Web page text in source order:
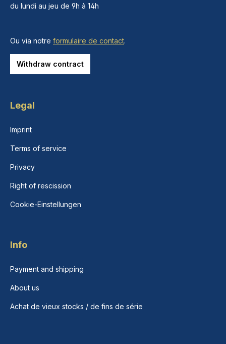
du lundi au jeu de 9h à 14h
Ou via notre formulaire de contact.
Withdraw contract
Legal
Imprint
Terms of service
Privacy
Right of rescission
Cookie-Einstellungen
Info
Payment and shipping
About us
Achat de vieux stocks / de fins de série